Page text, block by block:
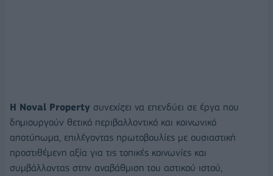
Η Noval Property συνεχίζει να επενδύει σε έργα που
δημιουργούν θετικό περιβαλλοντικό και κοινωνικό
αποτύπωμα, επιλέγοντας πρωτοβουλίες με ουσιαστική
προστιθέμενη αξία για τις τοπικές κοινωνίες και
συμβάλλοντας στην αναβάθμιση του αστικού ιστού,